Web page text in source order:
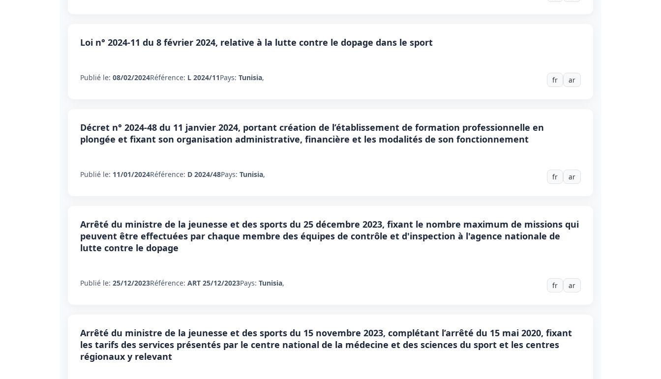
Loi n° 2024-11 du 8 février 2024, relative à la lutte contre le dopage dans le sport
Publié le: 08/02/2024Référence: L 2024/11Pays: Tunisia, fr ar
Décret n° 2024-48 du 11 janvier 2024, portant création de l’établissement de formation professionnelle en
plongée et fixant son organisation administrative, financière et les modalités de son fonctionnement
Publié le: 11/01/2024Référence: D 2024/48Pays: Tunisia, fr ar
Arrêté du ministre de la jeunesse et des sports du 25 décembre 2023, fixant le nombre maximum de missions qui
peuvent être effectuées par chaque membre des équipes de contrôle et d'inspection à l'agence nationale de
lutte contre le dopage
Publié le: 25/12/2023Référence: ART 25/12/2023Pays: Tunisia, fr ar
Arrêté du ministre de la jeunesse et des sports du 15 novembre 2023, complétant l’arrêté du 15 mai 2020, fixant
les tarifs des services présentés par le centre national de la médecine et des sciences du sport et les centres
régionaux y relevant